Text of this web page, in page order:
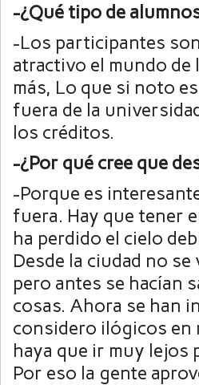
-¿Qué tipo de
-Los participantes
atractivo el mundo
más, Lo que si noto
fuera de la
los créditos.
-¿Por qué cree que
-Porque es
fuera. Hay que tener
ha perdido el cielo
Desde la ciudad no
pero antes se hacían
cosas. Ahora se han
considero ilógicos en
haya que ir muy lejos
Por eso la gente